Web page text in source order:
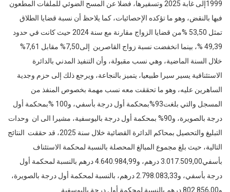
فبها بالنقض، وهو ما تؤكده الإحصائيات، كما يلاحظ أن نسبة قضايا الطلاق
تمثل 53,50 %من قضایا الزواج مقارنة مع سنة 2024 حیث كانت في حدود
49,39 %، بينما انخفضت نسبة زواج القاصرين إلى7,50% مقابل 7,61%
خلال السنة الماضية، وهي نسب مقبولة، وأن التنفيذ المدني بالدائرة
الاستئنافية یسیر سیرا طبیعیا، یتمیز بالنجاعة، ویرجع ذلك إلى حزم وجدیة
الساهرین علیه، وهو ما تحققت معه نسب مهمة بخصوص المنفذ من
المسجل والتي بلغت93%بمحكمة أول درجة بأسفي، و100 %بمحكمة أول
درجة بالصویرة، و90% بمحكمة أول درجة باليوسفية، مشيرا الى ان وحدات
التبليغ والتحصيل بمحاكم الدائرة القضائية خلال سنة 2025، قد حققت النتائج
التالیة، حیث بلغ مجموع المبالغ المحصلة بالنسبة لمحكمة الاستئناف
بأسفي3.017.509,00 درهم، و4.640.984,99 درهم بالنسبة لمحكمة أول
درجة بأسفي، و2.798.083,33 درهم، بالنسبة لمحكمة أول درجة بالصویرة،
و802.856,00 درهم بالنسبة لمحكمة أول درجة باليوسفية.